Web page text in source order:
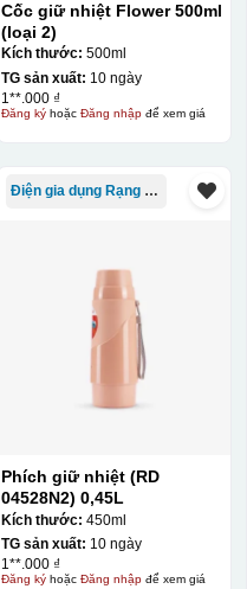
Cốc giữ nhiệt Flower 500ml
(loại 2)
Kích thước: 500ml
TG sản xuất: 10 ngày
1**.000 ₫
Đăng kýhoặc Đăng nhậpđể xem giá
Điện gia dụng Rạng Đông
Phích giữ nhiệt (RD
04528N2) 0,45L
Kích thước: 450ml
TG sản xuất: 10 ngày
1**.000 ₫
Đăng kýhoặc Đăng nhậpđể xem giá